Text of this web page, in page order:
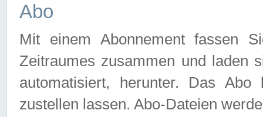
Abo
Mit einem Abonnement fassen
Zeitraumes zusammen und laden
automatisiert, herunter. Das
zustellen lassen. Abo-Dateien